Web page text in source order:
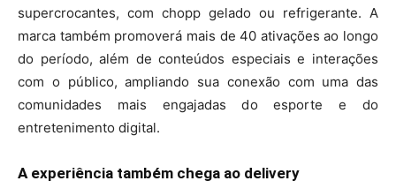
supercrocantes, com chopp gelado ou refrigerante. A
marca também promoverá mais de 40 ativações ao longo
do período, além de conteúdos especiais e interações
com o público, ampliando sua conexão com uma das
comunidades mais engajadas do esporte e do
entretenimento digital.
A experiência também chega ao delivery